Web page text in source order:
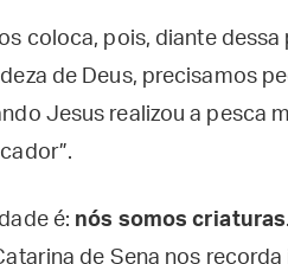
coloca, pois, diante
de Deus, precisamos
Jesus realizou a pesca
é: nós somos criaturas
de Sena nos recorda